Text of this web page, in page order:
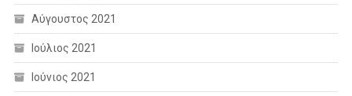
Αύγουστος 2021
Ιούλιος 2021
Ιούνιος 2021